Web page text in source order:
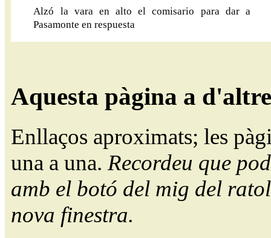
Alzó la vara en alto el comisario para dar a
Pasamonte en respuesta
Aquesta pàgina a
Enllaços aproximats; les
una a una.Recordeu que
amb el botó del mig del
nova finestra.